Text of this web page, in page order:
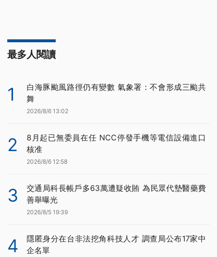
最多人閱讀
1
白海豚颱風路徑仍有變數 氣象署：不會形成三颱共
舞
2026/8/6 13:02
2
8月起已無委員在任 NCC停發手機等電信設備進口
核准
2026/8/6 12:58
3
交通局科長帳戶多63萬遭疑收賄 為民眾代墊醫藥費
善舉曝光
2026/8/5 19:39
4
隱匿身分在台非法挖角科技人才 調查局公布17家中
企名單